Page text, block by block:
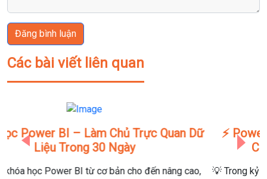
Đăng bình luận
Các bài viết liên quan
⚡ Power BI – Vũ Khí Trực Quan Hóa Dữ Liệu
Của Kỷ Nguyên Doanh Nghiệp Số
💡 Trong kỷ nguyên “data is the new oil”, doanh nghiệp không
Previous Next